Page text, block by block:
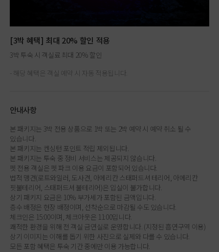
[3박 혜택] 최대 20% 할인 적용
3박 투숙 시 객실료 최대 20% 할인
- 해당 혜택은 객실 예약 시 자동 적용됩니다.
안내사항
본 패키지는 3박 전용 상품으로 1박 또는 2박 예약 시 예약 취소 될 수
있습니다.
본 패키지는 켄싱턴 포인트 적립 제외됩니다.
본 패키지는 투숙 중 정비 서비스는 제공되지 않습니다.
펫 전용 객실은 펫 파크 이용 요금이 포함되어 있습니다.
법적 맹견(로트와일러, 도사견, 아메리칸 스태퍼드셔 테리어, 아메리칸
핏불테리어, 스태퍼드셔 불테리어)은 입실이 불가합니다.
상기 패키지 요금은 10% 부가세가 포함된 금액입니다.
층수 배정은 현장 배정이며, 선착순으로 마감될 수도 있습니다.
체크인은 15:00이며, 체크아웃은 11:00입니다.
쾌적한 환경을 위해 전 객실 금연실로 운영합니다. (지정된 흡연구역 이용)
상기 이미지는 이해를 돕기 위한 사진으로 실제와 다를 수 있습니다.
모든 포함 혜택은 투숙 기간 중에만 이용 가능합니다.